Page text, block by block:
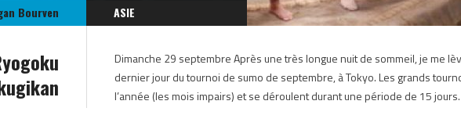
Bourven
ASIE
JAPON OCTOBRE 2013
Dimanche 29 septembre Après une très longue nuit de sommeil, je me
dernier jour du tournoi de sumo de septembre, à Tokyo. Les grands
l’année (les mois impairs) et se déroulent durant une période de 15